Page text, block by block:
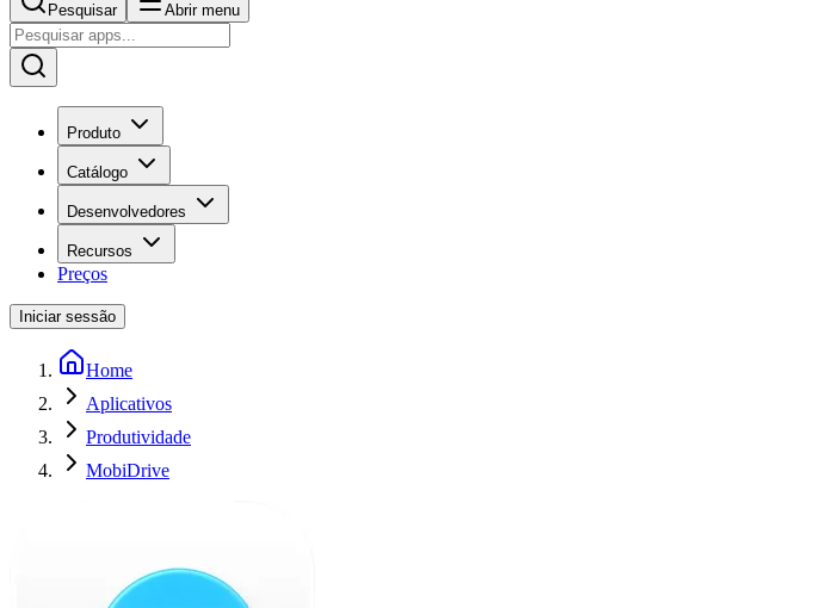
Pesquisar Abrir menu
Produto
Catálogo
Desenvolvedores
Recursos
Preços
Iniciar sessão
Home
Aplicativos
Produtividade
MobiDrive